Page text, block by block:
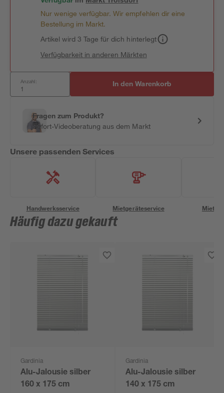
Nur wenige verfügbar. Wir empfehlen dir eine
Bestellung im Markt.
Artikel wird 3 Tage für dich hinterlegt
Verfügbarkeit in anderen Märkten
Anzahl: In den Warenkorb
Fragen zum Produkt?
Sofort-Videoberatung aus dem Markt
Unsere passenden Services
Handwerksservice Mietgeräteservice
Häufig dazu gekauft
Gardinia
Alu-Jalousie silber
160 x 175 cm
Gardinia
Alu-Jalousie silber
140 x 175 cm